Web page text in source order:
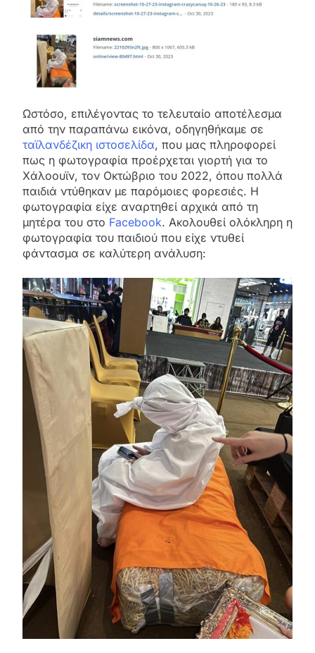
Ωστόσο, επιλέγοντας το τελευταίο αποτέλεσμα
από την παραπάνω εικόνα, οδηγηθήκαμε σε
ταϊλανδέζικη ιστοσελίδα, που μας πληροφορεί
πως η φωτογραφία προέρχεται γιορτή για το
Χάλοουϊν, τον Οκτώβριο του 2022, όπου πολλά
παιδιά ντύθηκαν με παρόμοιες φορεσιές. Η
φωτογραφία είχε αναρτηθεί αρχικά από τη
μητέρα του στο Facebook. Ακολουθεί ολόκληρη η
φωτογραφία του παιδιού που είχε ντυθεί
φάντασμα σε καλύτερη ανάλυση: